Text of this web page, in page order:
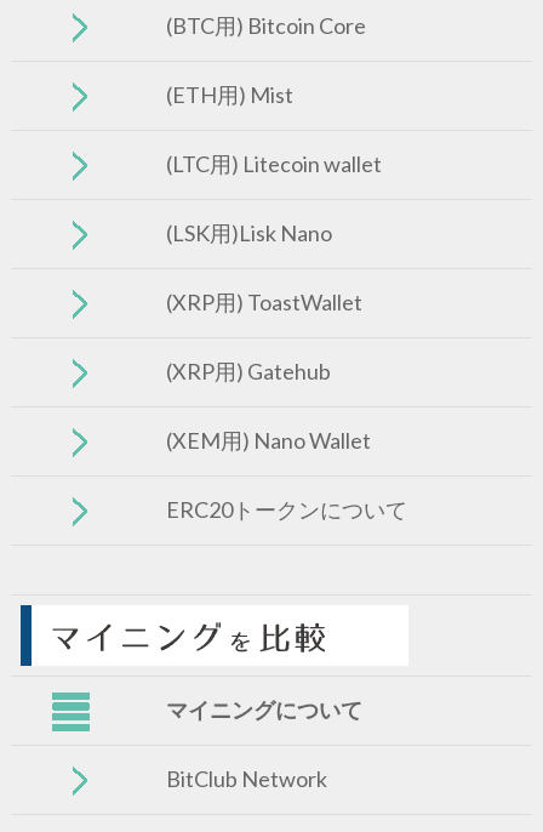
(BTC用) Bitcoin Core
(ETH用) Mist
(LTC用) Litecoin wallet
(LSK用)Lisk Nano
(XRP用) ToastWallet
(XRP用) Gatehub
(XEM用) Nano Wallet
ERC20トークンについて
マイニングについて
BitClub Network